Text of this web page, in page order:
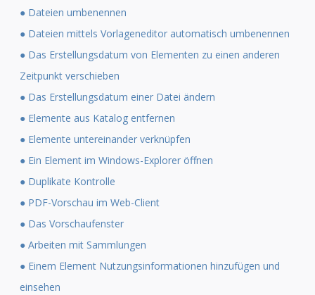
● Dateien umbenennen
● Dateien mittels Vorlageneditor automatisch umbenennen
● Das Erstellungsdatum von Elementen zu einen anderen
Zeitpunkt verschieben
● Das Erstellungsdatum einer Datei ändern
● Elemente aus Katalog entfernen
● Elemente untereinander verknüpfen
● Ein Element im Windows-Explorer öffnen
● Duplikate Kontrolle
● PDF-Vorschau im Web-Client
● Das Vorschaufenster
● Arbeiten mit Sammlungen
● Einem Element Nutzungsinformationen hinzufügen und
einsehen